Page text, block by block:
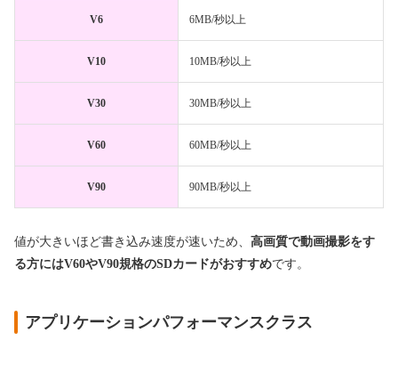
V6 6MB/秒以上
V10 10MB/秒以上
V30 30MB/秒以上
V60 60MB/秒以上
V90 90MB/秒以上
値が大きいほど書き込み速度が速いため、 高画質で動画撮影をす
る方にはV60やV90規格のSDカードがおすすめです。
アプリケーションパフォーマンスクラス